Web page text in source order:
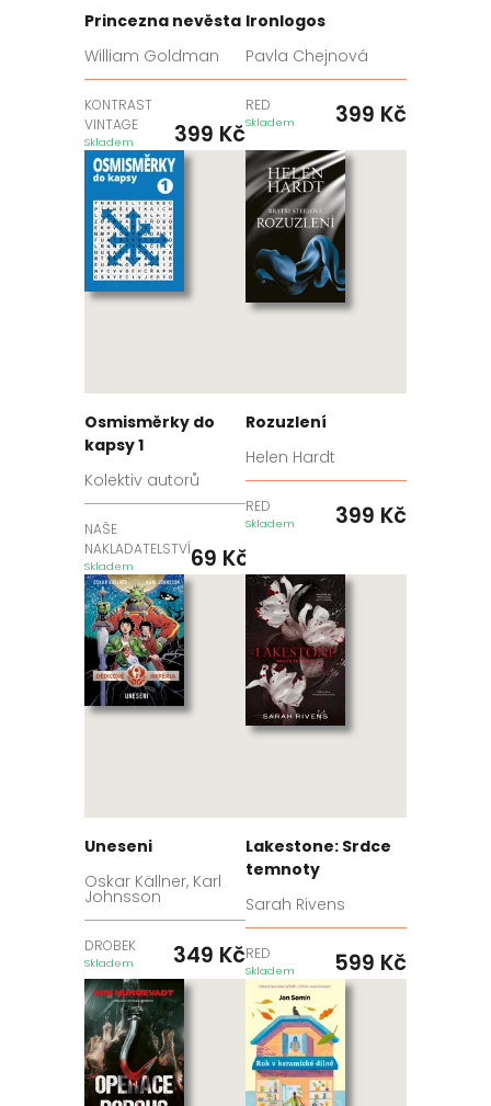
Princezna nevěsta
William Goldman
KONTRAST
VINTAGE
Skladem 399 Kč
Ironlogos
Pavla Chejnová
RED
Skladem 399 Kč
Osmisměrky do
kapsy 1
Kolektiv autorů
NAŠE
NAKLADATELSTVÍ
Skladem 69 Kč
Rozuzlení
Helen Hardt
RED
Skladem 399 Kč
Uneseni
Oskar Källner, Karl
Johnsson
DROBEK
Skladem 349 Kč
Lakestone: Srdce
temnoty
Sarah Rivens
RED
Skladem 599 Kč